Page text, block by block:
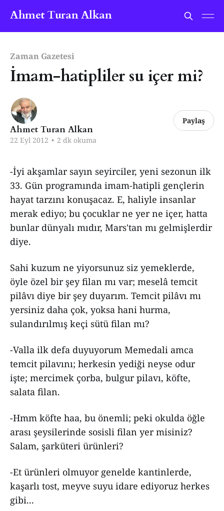
Ahmet Turan Alkan
Zaman Gazetesi
İmam-hatipliler su içer mi?
Ahmet Turan Alkan
22 Eyl 2012 • 2 dk okuma
Paylaş
-İyi akşamlar sayın seyirciler, yeni sezonun ilk
33. Gün programında imam-hatipli gençlerin
hayat tarzını konuşacaz. E, haliyle insanlar
merak ediyo; bu çocuklar ne yer ne içer, hatta
bunlar dünyalı mıdır, Mars'tan mı gelmişlerdir
diye.
Sahi kuzum ne yiyorsunuz siz yemeklerde,
öyle özel bir şey filan mı var; meselâ temcit
pilâvı diye bir şey duyarım. Temcit pilâvı mı
yersiniz daha çok, yoksa hani hurma,
sulandırılmış keçi sütü filan mı?
-Valla ilk defa duyuyorum Memedali amca
temcit pilavını; herkesin yediği neyse odur
işte; mercimek çorba, bulgur pilavı, köfte,
salata filan.
-Hmm köfte haa, bu önemli; peki okulda öğle
arası şeysilerinde sosisli filan yer misiniz?
Salam, şarküteri ürünleri?
-Et ürünleri olmuyor genelde kantinlerde,
kaşarlı tost, meyve suyu idare ediyoruz herkes
gibi...